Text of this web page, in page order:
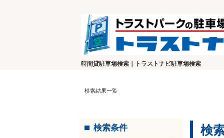
時間貸駐車場検索｜トラストナビ駐車場検索
検索結果一覧
検索条件 検